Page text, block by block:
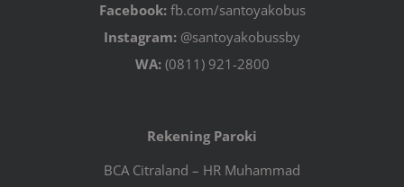
Facebook:fb.com/santoyakobus
Instagram: @santoyakobussby
WA:(0811) 921-2800
Rekening Paroki
BCA Citraland – HR Muhammad